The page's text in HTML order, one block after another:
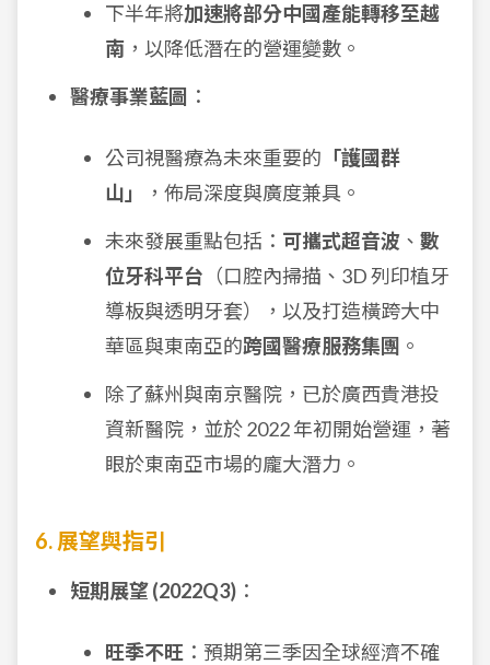
下半年將加速將部分中國產能轉移至越
南 ，以降低潛在的營運變數。
醫療事業藍圖 ：
公司視醫療為未來重要的 「護國群
山」
，佈局深度與廣度兼具。
未來發展重點包括： 可攜式超音波 、 數
位牙科平台 （口腔內掃描、3D 列印植牙
導板與透明牙套），以及打造橫跨大中
華區與東南亞的跨國醫療服務集團 。
除了蘇州與南京醫院，已於廣西貴港投
資新醫院，並於 2022 年初開始營運，著
眼於東南亞市場的龐大潛力。
6. 展望與指引
短期展望 (2022Q3) ：
旺季不旺 ：預期第三季因全球經濟不確